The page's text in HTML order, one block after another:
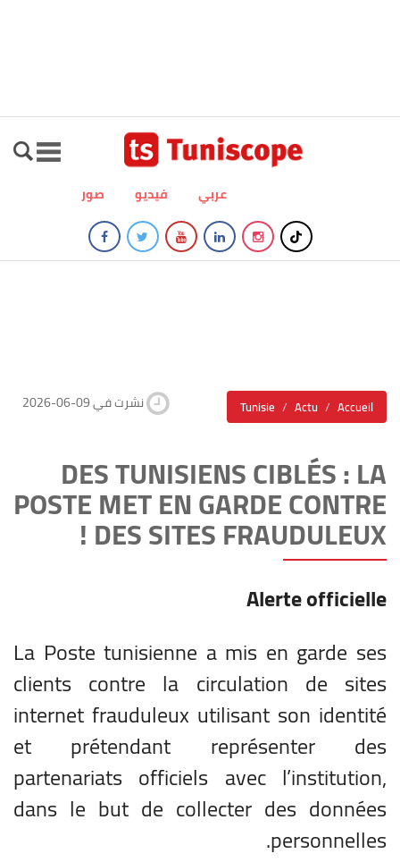
صور فيديو عربي
Tunisie Actu Accueil 2026-06-09 نشرت في
DES TUNISIENS CIBLÉS : LA
POSTE MET EN GARDE CONTRE
DES SITES FRAUDULEUX !
Alerte officielle
La Poste tunisienne a mis en garde ses
clients contre la circulation de sites
internet frauduleux utilisant son identité
et prétendant représenter des
partenariats officiels avec l’institution,
dans le but de collecter des données
personnelles.